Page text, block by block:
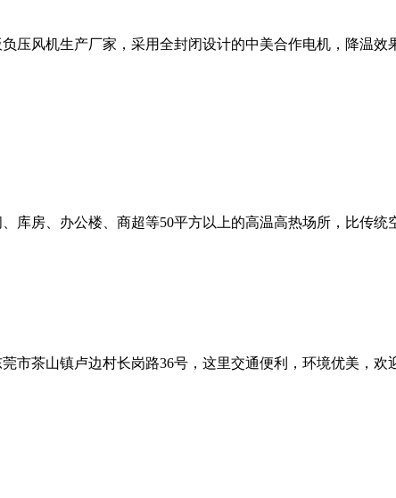
压风机生产厂家，采用全封闭设计的中美合作电机，降温效
库房、办公楼、商超等50平方以上的高温高热场所，比传统
市茶山镇卢边村长岗路36号，这里交通便利，环境优美，欢